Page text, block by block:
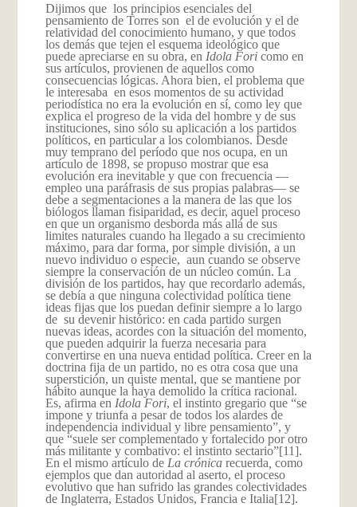
Dijimos que los principios esenciales del
pensamiento de Torres son el de evolución y el de
relatividad del conocimiento humano, y que todos
los demás que tejen el esquema ideológico que
puede apreciarse en su obra, en Idola Foricomo en
sus artículos, provienen de aquellos como
consecuencias lógicas. Ahora bien, el problema que
le interesaba en esos momentos de su actividad
periodística no era la evolución en sí, como ley que
explica el progreso de la vida del hombre y de sus
instituciones, sino sólo su aplicación a los partidos
políticos, en particular a los colombianos. Desde
muy temprano del período que nos ocupa, en un
artículo de 1898, se propuso mostrar que esa
evolución era inevitable y que con frecuencia —
empleo una paráfrasis de sus propias palabras— se
debe a segmentaciones a la manera de las que los
biólogos llaman fisiparidad, es decir, aquel proceso
en que un organismo desborda más allá de sus
limites naturales cuando ha llegado a su crecimiento
máximo, para dar forma, por simple división, a un
nuevo individuo o especie, aun cuando se observe
siempre la conservación de un núcleo común. La
división de los partidos, hay que recordarlo además,
se debía a que ninguna colectividad política tiene
ideas fijas que los puedan definir siempre a lo largo
de su devenir histórico: en cada partido surgen
nuevas ideas, acordes con la situación del momento,
que pueden adquirir la fuerza necesaria para
convertirse en una nueva entidad política. Creer en la
doctrina fija de un partido, no es otra cosa que una
superstición, un quiste mental, que se mantiene por
hábito aunque la haya demolido la crítica racional.
Es, afirma en Idola Fori, el instinto gregario que “se
impone y triunfa a pesar de todos los alardes de
independencia individual y libre pensamiento”, y
que “suele ser complementado y fortalecido por otro
más militante y combativo: el instinto sectario”[11].
En el mismo artículo de La crónicarecuerda como
ejemplos que dan autoridad al aserto, el proceso
evolutivo que han sufrido las grandes colectividades
de Inglaterra, Estados Unidos, Francia e Italia[12].